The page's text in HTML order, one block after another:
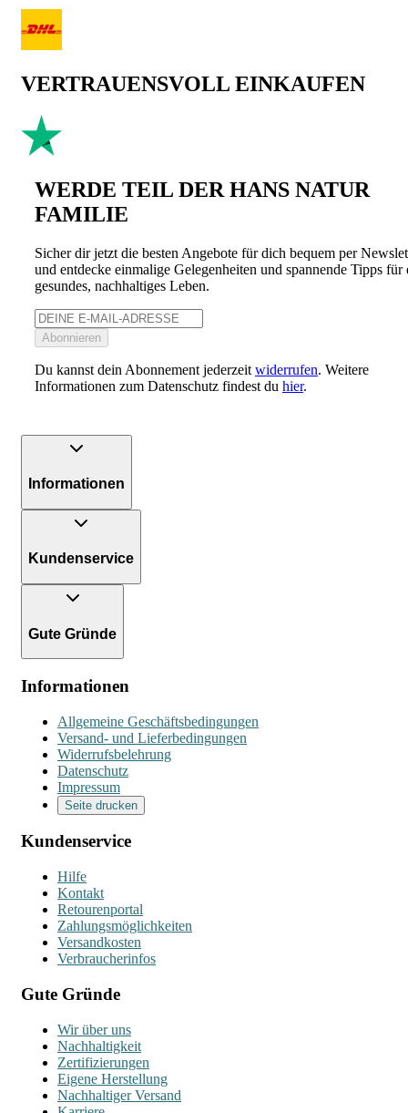
VERTRAUENSVOLL EINKAUFEN
WERDE TEIL DER HANS NATUR
FAMILIE
Sicher dir jetzt die besten Angebote für dich bequem per
und entdecke einmalige Gelegenheiten und spannende Tipps für
gesundes, nachhaltiges Leben.
Abonnieren
Du kannst dein Abonnement jederzeit widerrufen. Weitere
Informationen zum Datenschutz findest du hier.
Informationen
Kundenservice
Gute Gründe
Informationen
Allgemeine Geschäftsbedingungen
Versand- und Lieferbedingungen
Widerrufsbelehrung
Datenschutz
Impressum
Seite drucken
Kundenservice
Hilfe
Kontakt
Retourenportal
Zahlungsmöglichkeiten
Versandkosten
Verbraucherinfos
Gute Gründe
Wir über uns
Nachhaltigkeit
Zertifizierungen
Eigene Herstellung
Nachhaltiger Versand